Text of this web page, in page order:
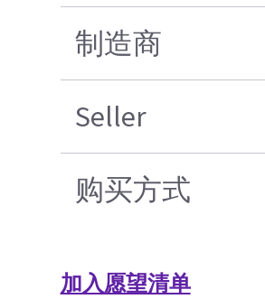
制造商
Seller
购买方式
加入愿望清单